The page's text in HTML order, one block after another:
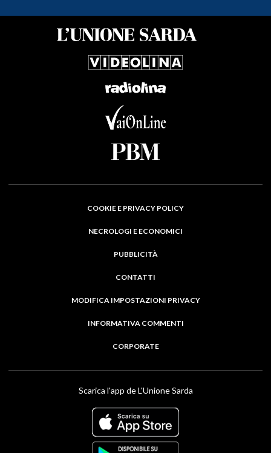
COOKIE E PRIVACY POLICY
NECROLOGI E ECONOMICI
PUBBLICITÀ
CONTATTI
MODIFICA IMPOSTAZIONI PRIVACY
INFORMATIVA COMMENTI
CORPORATE
Scarica l'app de L'Unione Sarda